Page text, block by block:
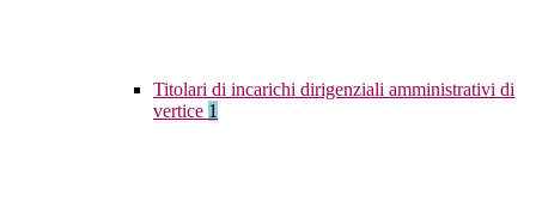
Titolari di incarichi dirigenziali amministrativi di
vertice 1